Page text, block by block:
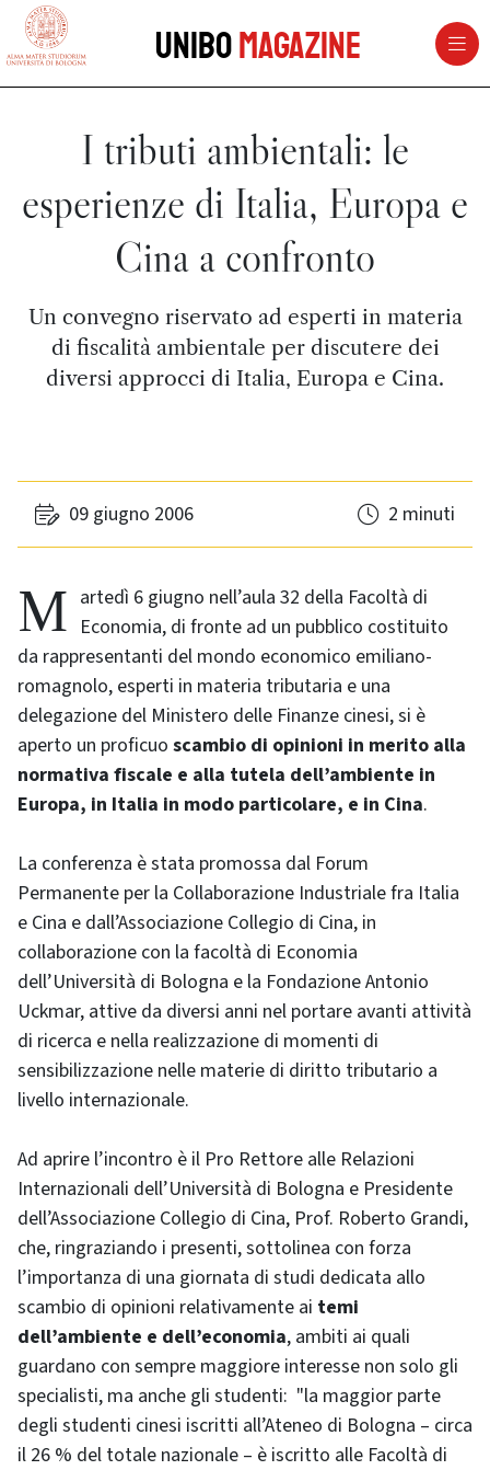
vai al contenuto della pagina
UniboMagazine
I tributi ambientali: le
esperienze di Italia, Europa e
Cina a confronto
Un convegno riservato ad esperti in materia
di fiscalità ambientale per discutere dei
diversi approcci di Italia, Europa e Cina.
09 giugno 2006 2 minuti
Martedì 6 giugno nell’aula 32 della Facoltà di Economia, di fronte ad un pubblico costituito
da rappresentanti del mondo economico emiliano-
romagnolo, esperti in materia tributaria e una
delegazione del Ministero delle Finanze cinesi, si è
aperto un proficuo scambio di opinioni in merito alla
normativa fiscale e alla tutela dell’ambiente in
Europa, in Italia in modo particolare, e in Cina.
La conferenza è stata promossa dal Forum
Permanente per la Collaborazione Industriale fra Italia
e Cina e dall’Associazione Collegio di Cina, in
collaborazione con la facoltà di Economia
dell’Università di Bologna e la Fondazione Antonio
Uckmar, attive da diversi anni nel portare avanti attività
di ricerca e nella realizzazione di momenti di
sensibilizzazione nelle materie di diritto tributario a
livello internazionale.
Ad aprire l’incontro è il Pro Rettore alle Relazioni
Internazionali dell’Università di Bologna e Presidente
dell’Associazione Collegio di Cina, Prof. Roberto Grandi,
che, ringraziando i presenti, sottolinea con forza
l’importanza di una giornata di studi dedicata allo
scambio di opinioni relativamente ai temi
dell’ambiente e dell’economia, ambiti ai quali
guardano con sempre maggiore interesse non solo gli
specialisti, ma anche gli studenti: "la maggior parte
degli studenti cinesi iscritti all’Ateneo di Bologna – circa
il 26 % del totale nazionale – è iscritto alle Facoltà di